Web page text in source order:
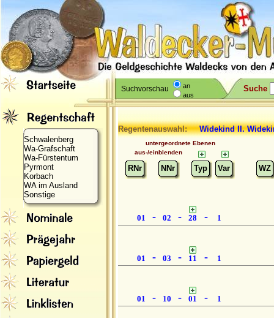
Suchvorschau
an
aus
Suche
Schwalenberg
Wa-Grafschaft
Wa-Fürstentum
Pyrmont
Korbach
WA im Ausland
Sonstige
Regentenauswahl: Widekind II.
untergeordnete Ebenen
aus-/einblenden
RNr NNr Typ Var WZ
01 - 02 - 28 - 1
01 - 03 - 11 - 1
01 - 10 - 01 - 1